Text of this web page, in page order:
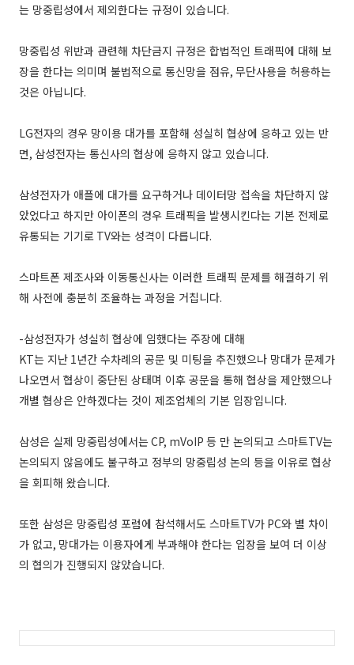
는 망중립성에서 제외한다는 규정이 있습니다.
망중립성 위반과 관련해 차단금지 규정은 합법적인 트래픽에 대해 보
장을 한다는 의미며 불법적으로 통신망을 점유, 무단사용을 허용하는
것은 아닙니다.
LG전자의 경우 망이용 대가를 포함해 성실히 협상에 응하고 있는 반
면, 삼성전자는 통신사의 협상에 응하지 않고 있습니다.
삼성전자가 애플에 대가를 요구하거나 데이터망 접속을 차단하지 않
았었다고 하지만 아이폰의 경우 트래픽을 발생시킨다는 기본 전제로
유통되는 기기로 TV와는 성격이 다릅니다.
스마트폰 제조사와 이동통신사는 이러한 트래픽 문제를 해결하기 위
해 사전에 충분히 조율하는 과정을 거칩니다.
-삼성전자가 성실히 협상에 임했다는 주장에 대해
KT는 지난 1년간 수차례의 공문 및 미팅을 추진했으나 망대가 문제가
나오면서 협상이 중단된 상태며 이후 공문을 통해 협상을 제안했으나
개별 협상은 안하겠다는 것이 제조업체의 기본 입장입니다.
삼성은 실제 망중립성에서는CP, mVoIP 등 만 논의되고 스마트TV는
논의되지 않음에도 불구하고 정부의 망중립성 논의 등을 이유로 협상
을 회피해 왔습니다.
또한 삼성은 망중립성 포럼에 참석해서도 스마트TV가 PC와 별 차이
가 없고, 망대가는 이용자에게 부과해야 한다는 입장을 보여 더 이상
의 협의가 진행되지 않았습니다.